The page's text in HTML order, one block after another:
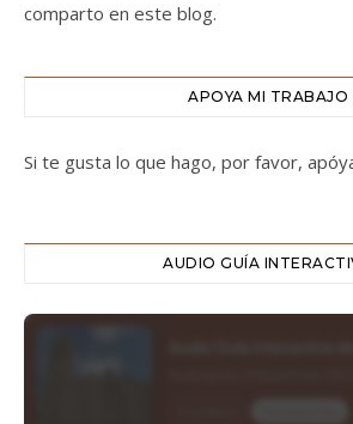
comparto en este blog.
APOYA MI TRABAJO
Si te gusta lo que hago, por favor,
AUDIO GUÍA